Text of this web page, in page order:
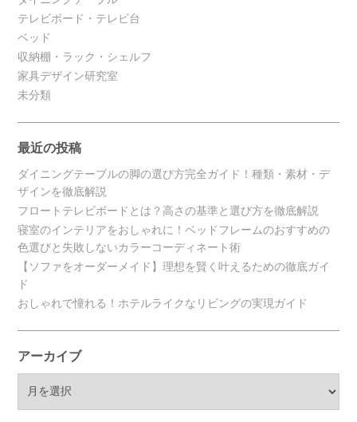
テレビボード・テレビ台
ベッド
収納棚・ラック・シェルフ
家具デザイン研究室
未分類
最近の投稿
ダイニングテーブルの脚の選び方完全ガイド！種類・素材・デ
ザインを徹底解説
フロートテレビボードとは？高さの基準と選び方を徹底解説
寝室のインテリアをおしゃれに！ベッドフレームのおすすめの
色選びと失敗しないカラーコーディネート術
【ソファをオーダーメイド】理想を賢く叶えるための徹底ガイ
ド
おしゃれで憧れる！ホテルライクなリビングの実現ガイド
アーカイブ